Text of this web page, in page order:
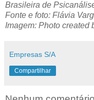
Brasileira de
Fonte e foto: Flávia
Imagem: Photo created
Empresas S/A
Compartilhar